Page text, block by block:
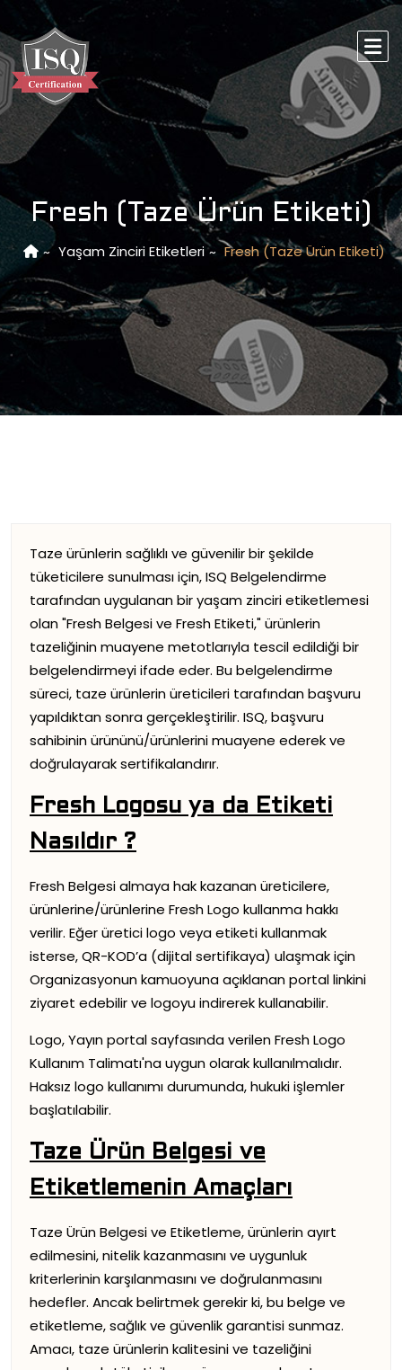
Fresh (Taze Ürün Etiketi)
Yaşam Zinciri Etiketleri Fresh (Taze Ürün Etiketi)
Taze ürünlerin sağlıklı ve güvenilir bir şekilde
tüketicilere sunulması için, ISQ Belgelendirme
tarafından uygulanan bir yaşam zinciri etiketlemesi
olan "Fresh Belgesi ve Fresh Etiketi," ürünlerin
tazeliğinin muayene metotlarıyla tescil edildiği bir
belgelendirmeyi ifade eder. Bu belgelendirme
süreci, taze ürünlerin üreticileri tarafından başvuru
yapıldıktan sonra gerçekleştirilir. ISQ, başvuru
sahibinin ürününü/ürünlerini muayene ederek ve
doğrulayarak sertifikalandırır.
Fresh Logosu ya da Etiketi
Nasıldır ?
Fresh Belgesi almaya hak kazanan üreticilere,
ürünlerine/ürünlerine Fresh Logo kullanma hakkı
verilir. Eğer üretici logo veya etiketi kullanmak
isterse, QR-KOD’a (dijital sertifikaya) ulaşmak için
Organizasyonun kamuoyuna açıklanan portal linkini
ziyaret edebilir ve logoyu indirerek kullanabilir.
Logo, Yayın portal sayfasında verilen Fresh Logo
Kullanım Talimatı'na uygun olarak kullanılmalıdır.
Haksız logo kullanımı durumunda, hukuki işlemler
başlatılabilir.
Taze Ürün Belgesi ve
Etiketlemenin Amaçları
Taze Ürün Belgesi ve Etiketleme, ürünlerin ayırt
edilmesini, nitelik kazanmasını ve uygunluk
kriterlerinin karşılanmasını ve doğrulanmasını
hedefler. Ancak belirtmek gerekir ki, bu belge ve
etiketleme, sağlık ve güvenlik garantisi sunmaz.
Amacı, taze ürünlerin kalitesini ve tazeliğini